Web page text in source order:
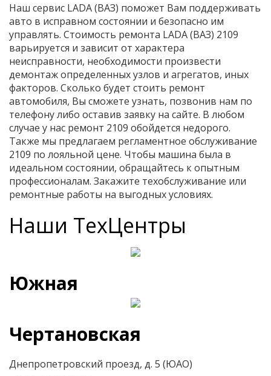
Наш сервис LADA (ВАЗ) поможет Вам поддерживать
авто в исправном состоянии и безопасно им
управлять. Стоимость ремонта LADA (ВАЗ) 2109
варьируется и зависит от характера
неисправности, необходимости произвести
демонтаж определенных узлов и агрегатов, иных
факторов. Сколько будет стоить ремонт
автомобиля, Вы сможете узнать, позвонив нам по
телефону либо оставив заявку на сайте. В любом
случае у нас ремонт 2109 обойдется недорого.
Также мы предлагаем регламентное обслуживание
2109 по лояльной цене. Чтобы машина была в
идеальном состоянии, обращайтесь к опытным
профессионалам. Закажите техобслуживание или
ремонтные работы на выгодных условиях.
Наши ТехЦентры
Южная
Чертановская
Днепропетровский проезд, д. 5 (ЮАО)